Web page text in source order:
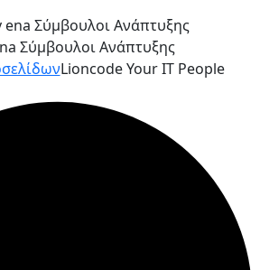
Σύμβουλοι Ανάπτυξης
Lioncode Your IT People